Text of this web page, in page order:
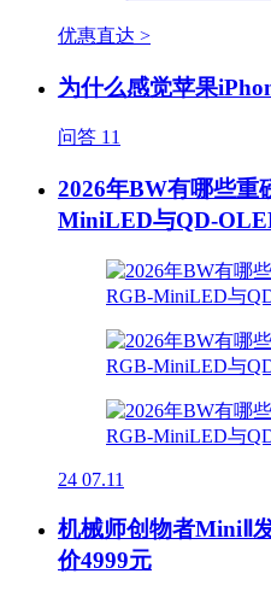
优惠直达 >
为什么感觉苹果
问答 11
2026年BW有哪些重
MiniLED与QD-
24 07.11
机械师创物者MiniⅡ
价4999元